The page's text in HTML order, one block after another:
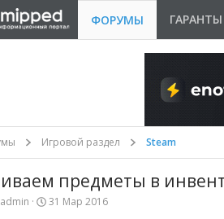
ФОРУМЫ ГАРАНТЫ
Игровой раздел Steam
предметы в
Д
31 Мар 2016